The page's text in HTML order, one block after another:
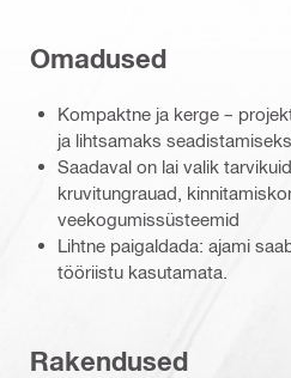
Omadused
Kompaktne ja kerge –
ja lihtsamaks seadistamiseks
Saadaval on lai valik
kruvitungrauad,
veekogumissüsteemid
Lihtne paigaldada: ajami
tööriistu kasutamata.
Rakendused